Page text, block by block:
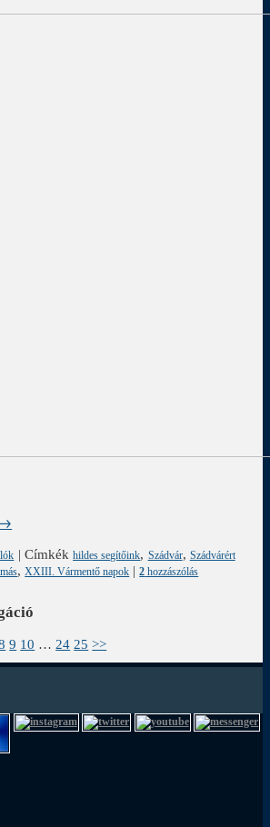
| Címkék hildes segítőink, Szádvár, Szádvárért
,XXIII. Vármentő napok |2 hozzászólás
9 10 … 24 25 >>